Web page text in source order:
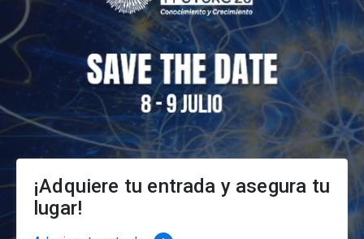
¡Adquiere tu entrada y asegura tu
lugar!